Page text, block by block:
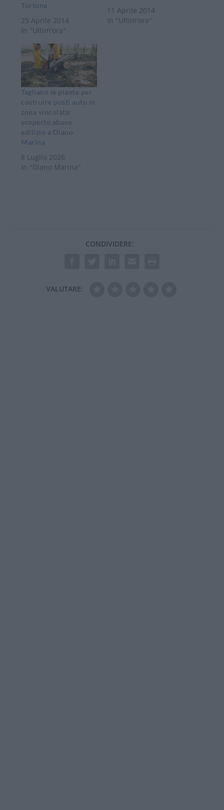
Tortona
25 Aprile 2014
In "Ultim'ora"
11 Aprile 2014
In "Ultim'ora"
Tagliano le piante per
costruire posti auto in
zona vincolata:
scoperto abuso
edilizio a Diano
Marina
8 Luglio 2026
In "Diano Marina"
CONDIVIDERE:
VALUTARE: